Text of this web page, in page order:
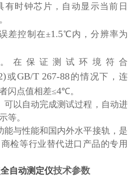
有时钟芯片，自动显示当前日
差控制在±1.5℃内，分辨率为
在保证测试环境符合
或GB/T 267-88的情况下，连
闪点值相差≤4℃。
以自动完成测试过程，自动进
等。
能与性能和国内外水平接轨，是
检等行业替代进口产品的专用
自动测定仪技术参数